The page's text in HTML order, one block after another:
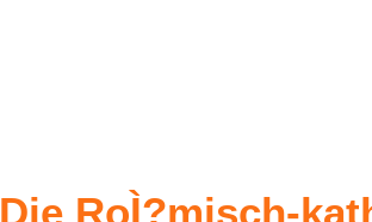
Die RoÌ?misch-